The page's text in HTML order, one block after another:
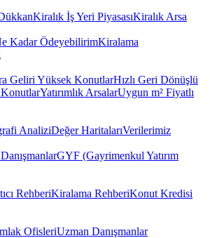
Kiralık İş Yeri PiyasasıKiralık Arsa
Kadar ÖdeyebilirimKiralama
Geliri Yüksek KonutlarHızlı Geri Dönüşlü
KonutlarYatırımlık ArsalarUygun m² Fiyatlı
AnaliziDeğer HaritalarıVerilerimiz
GYF (Gayrimenkul Yatırım
RehberiKiralama RehberiKonut Kredisi
OfisleriUzman Danışmanlar